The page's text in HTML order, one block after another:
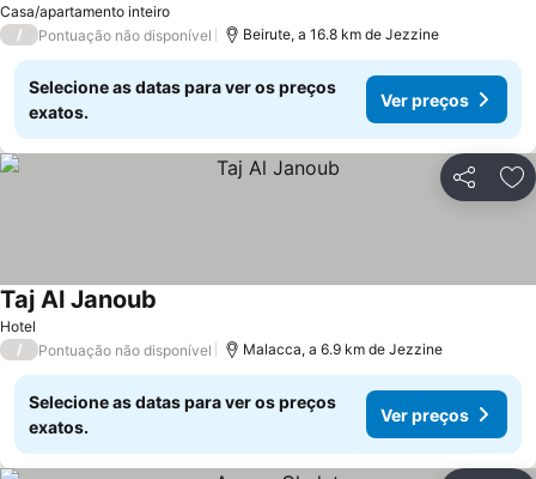
Casa/apartamento inteiro
/ Pontuação não disponível Beirute, a 16.8 km de Jezzine
Selecione as datas para ver os preços
exatos.
Ver preços
Partilhar
Hotel
Taj Al Janoub
/ Pontuação não disponível Malacca, a 6.9 km de Jezzine
Selecione as datas para ver os preços
exatos.
Ver preços